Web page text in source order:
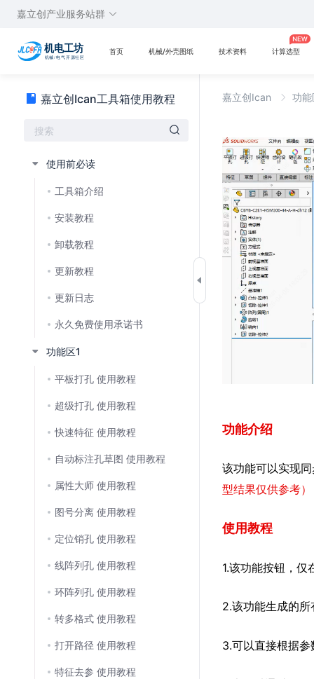
嘉立创产业服务站群
首页 机械/外壳图纸 技术资料 计算选型
嘉立创Ican工具箱使用教程
使用前必读
工具箱介绍
安装教程
卸载教程
更新教程
更新日志
永久免费使用承诺书
功能区1
平板打孔 使用教程
超级打孔 使用教程
快速特征 使用教程
自动标注孔草图 使用教程
属性大师 使用教程
图号分离 使用教程
定位销孔 使用教程
线阵列孔 使用教程
环阵列孔 使用教程
转多格式 使用教程
打开路径 使用教程
特征去参 使用教程
嘉立创Ican 功
功能介绍
该功能可以实现
型结果仅供参考）
使用教程
1.该功能按钮，仅
2.该功能生成的
3.可以直接根据